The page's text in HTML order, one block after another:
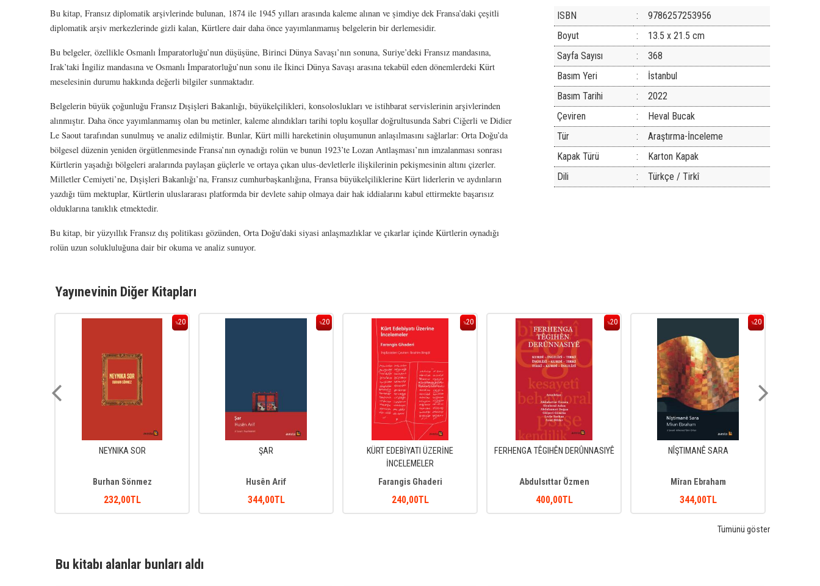
Bu kitap, Fransız diplomatik arşivlerinde bulunan, 1874 ile 1945 yılları arasında kaleme alınan ve şimdiye dek Fransa’daki çeşitli
diplomatik arşiv merkezlerinde gizli kalan, Kürtlere dair daha önce yayımlanmamış belgelerin bir derlemesidir.
Bu belgeler, özellikle Osmanlı İmparatorluğu’nun düşüşüne, Birinci Dünya Savaşı’nın sonuna, Suriye’deki Fransız mandasına,
Irak’taki İngiliz mandasına ve Osmanlı İmparatorluğu’nun sonu ile İkinci Dünya Savaşı arasına tekabül eden dönemlerdeki Kürt
meselesinin durumu hakkında değerli bilgiler sunmaktadır.
Belgelerin büyük çoğunluğu Fransız Dışişleri Bakanlığı, büyükelçilikleri, konsoloslukları ve istihbarat servislerinin arşivlerinden
alınmıştır. Daha önce yayımlanmamış olan bu metinler, kaleme alındıkları tarihi toplu koşullar doğrultusunda Sabri Ciğerli ve Didier
Le Saout tarafından sunulmuş ve analiz edilmiştir. Bunlar, Kürt milli hareketinin oluşumunun anlaşılmasını sağlarlar: Orta Doğu’da
bölgesel düzenin yeniden örgütlenmesinde Fransa’nın oynadığı rolün ve bunun 1923’te Lozan Antlaşması’nın imzalanması sonrası
Kürtlerin yaşadığı bölgeleri aralarında paylaşan güçlerle ve ortaya çıkan ulus-devletlerle ilişkilerinin pekişmesinin altını çizerler.
Milletler Cemiyeti’ne, Dışişleri Bakanlığı’na, Fransız cumhurbaşkanlığına, Fransa büyükelçiliklerine Kürt liderlerin ve aydınların
yazdığı tüm mektuplar, Kürtlerin uluslararası platformda bir devlete sahip olmaya dair hak iddialarını kabul ettirmekte başarısız
olduklarına tanıklık etmektedir.
Bu kitap, bir yüzyıllık Fransız dış politikası gözünden, Orta Doğu’daki siyasi anlaşmazlıklar ve çıkarlar içinde Kürtlerin oynadığı
rolün uzun solukluluğuna dair bir okuma ve analiz sunuyor.
ISBN :
9786257253956
Boyut
:
13.5 x 21.5 cm
Sayfa Sayısı
:
368
Basım Yeri
:
İstanbul
Basım Tarihi
:
2022
Çeviren
:
Heval Bucak
Tür
:
Araştırma-İnceleme
Kapak Türü
:
Karton Kapak
Dili
: Türkçe / Tirkî
Yayınevinin Diğer Kitapları
%20
NEYNIKA SOR
Burhan Sönmez
232,00TL
%20
ŞAR
Husên Arif
344,00TL
%20
KÜRT EDEBİYATI ÜZERİNE
İNCELEMELER
Farangis Ghaderi
240,00TL
%20
FERHENGA TÊGIHÊN DERÛNNASIYÊ
Abdulsıttar Özmen
400,00TL
%20
NÎŞTIMANÊ SARA
Mîran Ebraham
344,00TL
Tümünü göster
Bu kitabı alanlar bunları aldı